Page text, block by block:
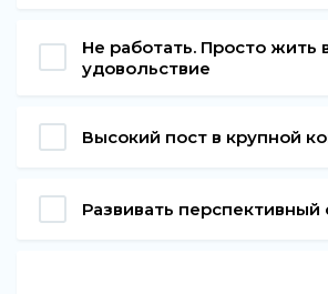
Не работать. Просто жить
удовольствие
Высокий пост в крупной
Развивать перспективный